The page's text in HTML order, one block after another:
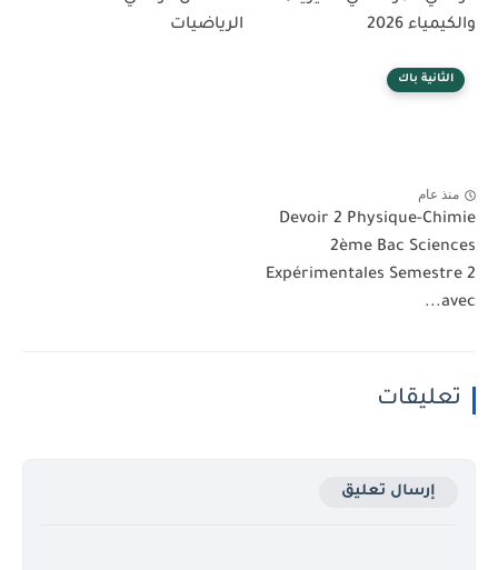
والكيمياء 2026
الرياضيات
الثانية باك
منذ عام
Devoir 2 Physique-Chimie
2ème Bac Sciences
Expérimentales Semestre 2
avec...
تعليقات
إرسال تعليق